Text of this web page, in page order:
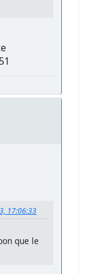
17:06:33
que le